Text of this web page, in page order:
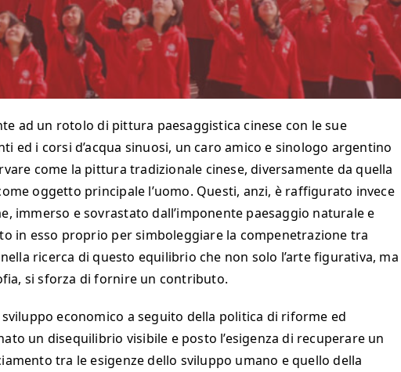
ad un rotolo di pittura paesaggistica cinese con le sue
ed i corsi d’acqua sinuosi, un caro amico e sinologo argentino
come la pittura tradizionale cinese, diversamente da quella
oggetto principale l’uomo. Questi, anzi, è raffigurato invece
immerso e sovrastato dall’imponente paesaggio naturale e
in esso proprio per simboleggiare la compenetrazione tra
nella ricerca di questo equilibrio che non solo l’arte figurativa, ma
si sforza di fornire un contributo.
economico a seguito della politica di riforme ed
un disequilibrio visibile e posto l’esigenza di recuperare un
tra le esigenze dello sviluppo umano e quello della